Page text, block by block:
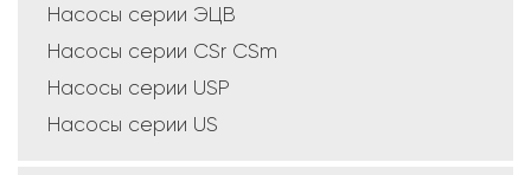
Насосы серии ЭЦВ
Насосы серии CSr CSm
Насосы серии USP
Насосы серии US